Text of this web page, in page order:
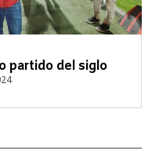
partido del siglo